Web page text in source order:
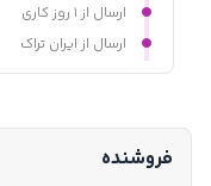
ارسال از ۱ روز کاری
ارسال از ایران تراک
فروشنده